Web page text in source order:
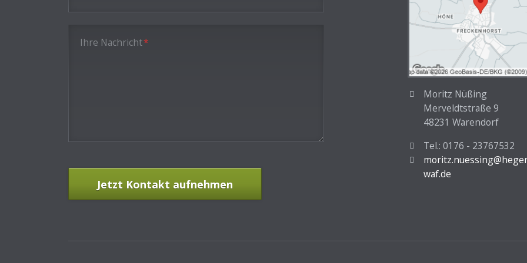
Pflichtfeld
Ihre Nachricht*
Jetzt Kontakt aufnehmen
Moritz Nüßing
Merveldtstraße 9
48231 Warendorf
Tel.: 0176 - 23767532
waf.de